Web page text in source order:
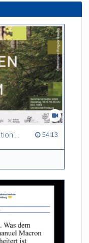
Between tradition and transformation: how owners, advisers and institutions co-create knowledge for resilient forests in Europe 54:13